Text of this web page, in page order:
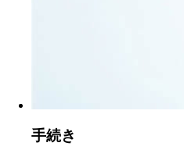
手続き